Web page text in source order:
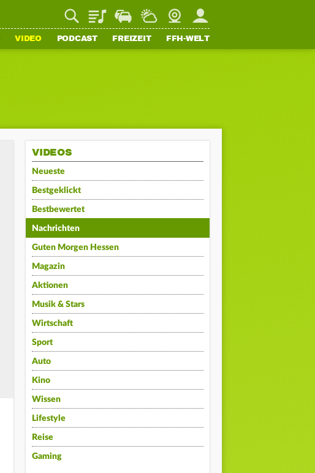
PlaylistStaupilotWetterWebcamMein FFH
VIDEO PODCAST FREIZEIT FFH-WELT
VIDEOS
Neueste
Bestgeklickt
Bestbewertet
Nachrichten
Guten Morgen Hessen
Magazin
Aktionen
Musik & Stars
Wirtschaft
Sport
Auto
Kino
Wissen
Lifestyle
Reise
Gaming